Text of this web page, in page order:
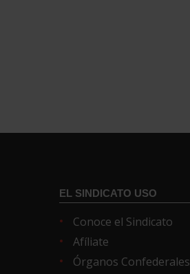
EL SINDICATO USO
Conoce el Sindicato
Afíliate
Órganos Confederales